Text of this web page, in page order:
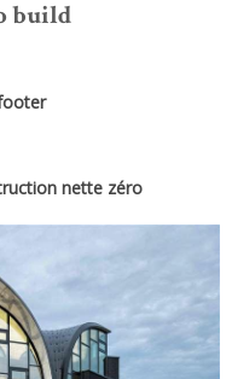
build
nette zéro